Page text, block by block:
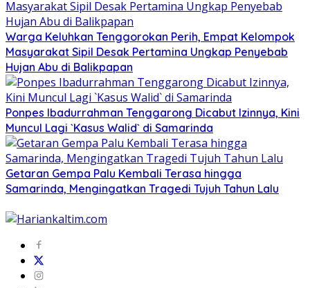
Warga Keluhkan Tenggorokan Perih, Empat Kelompok
Masyarakat Sipil Desak Pertamina Ungkap Penyebab
Hujan Abu di Balikpapan
Ponpes Ibadurrahman Tenggarong Dicabut Izinnya, Kini
Muncul Lagi `Kasus Walid` di Samarinda
Getaran Gempa Palu Kembali Terasa hingga
Samarinda, Mengingatkan Tragedi Tujuh Tahun Lalu